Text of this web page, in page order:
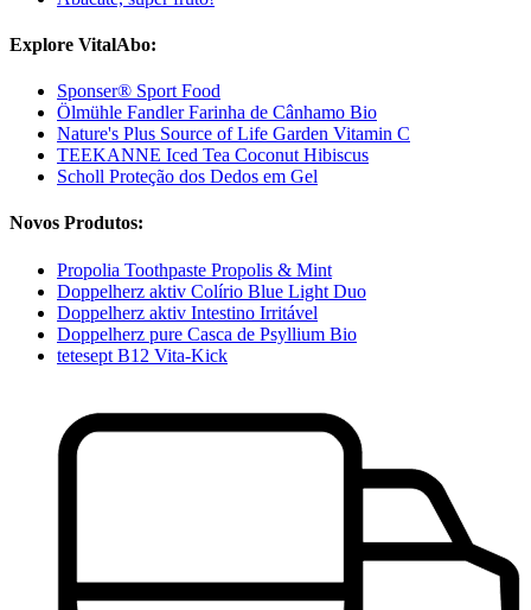
Explore VitalAbo:
Sponser® Sport Food
Ölmühle Fandler Farinha de Cânhamo Bio
Nature's Plus Source of Life Garden Vitamin C
TEEKANNE Iced Tea Coconut Hibiscus
Scholl Proteção dos Dedos em Gel
Novos Produtos:
Propolia Toothpaste Propolis & Mint
Doppelherz aktiv Colírio Blue Light Duo
Doppelherz aktiv Intestino Irritável
Doppelherz pure Casca de Psyllium Bio
tetesept B12 Vita-Kick